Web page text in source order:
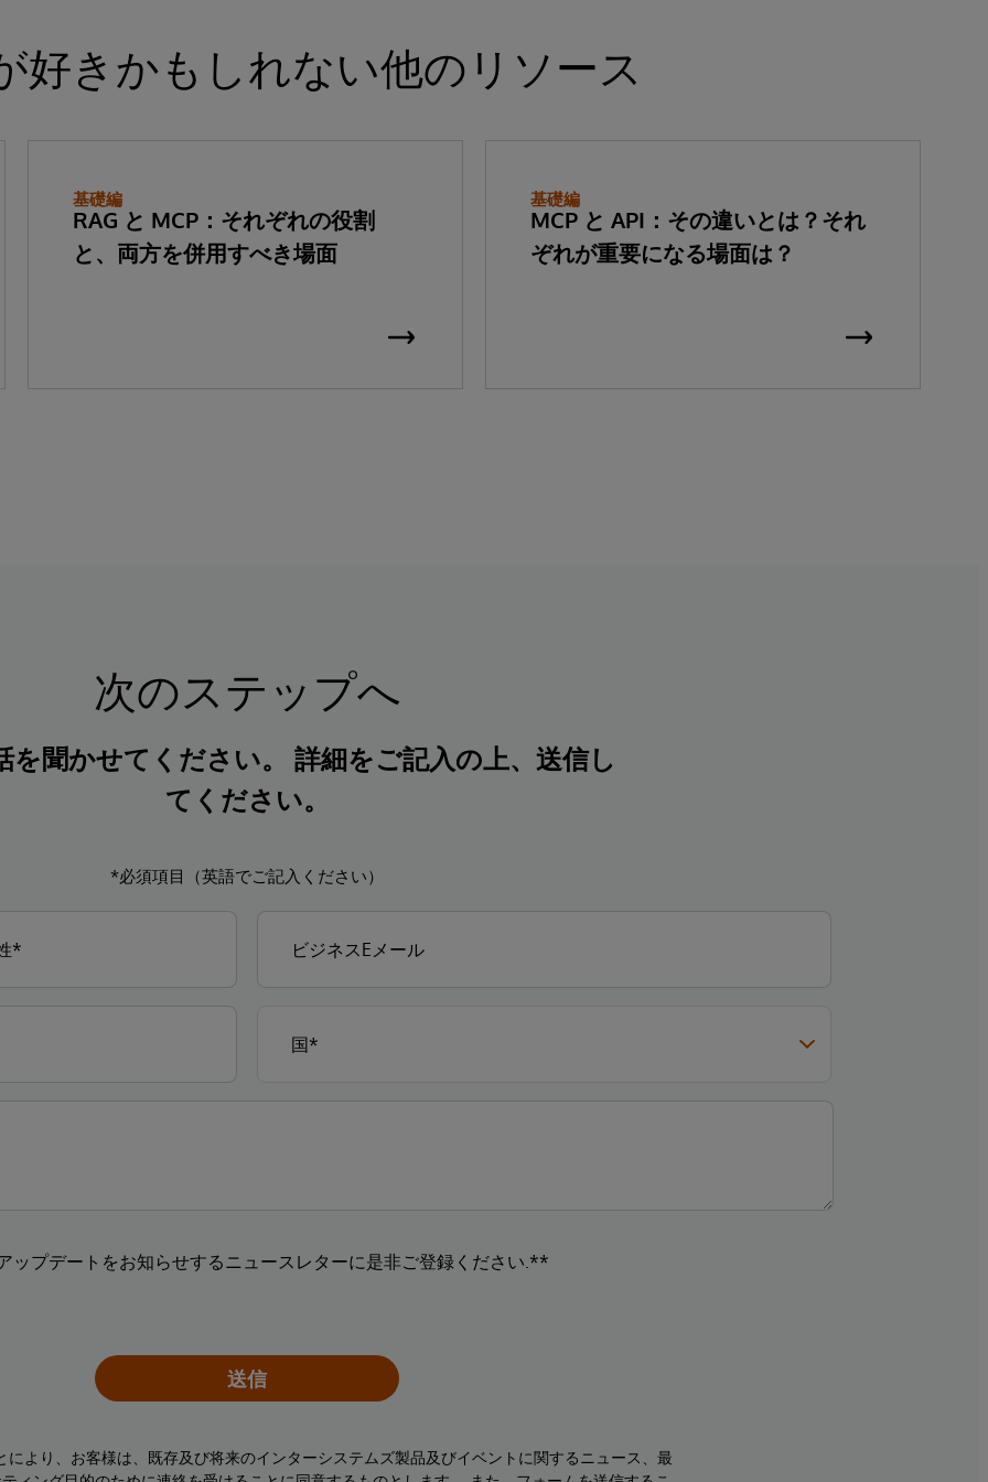
好きかもしれない他のリソース
基礎編
RAG と MCP：それぞれの役割
と、両方を併用すべき場面
基礎編
MCP と API：その違いとは？それ
ぞれが重要になる場面は？
次のステップへ
を聞かせてください。 詳細をご記入の上、送信し
てください。
*必須項目（英語でご記入ください）
ップデートをお知らせするニュースレターに是非ご登録ください.**
送信
より、お客様は、既存及び将来のインターシステムズ製品及びイベントに関するニュース、最